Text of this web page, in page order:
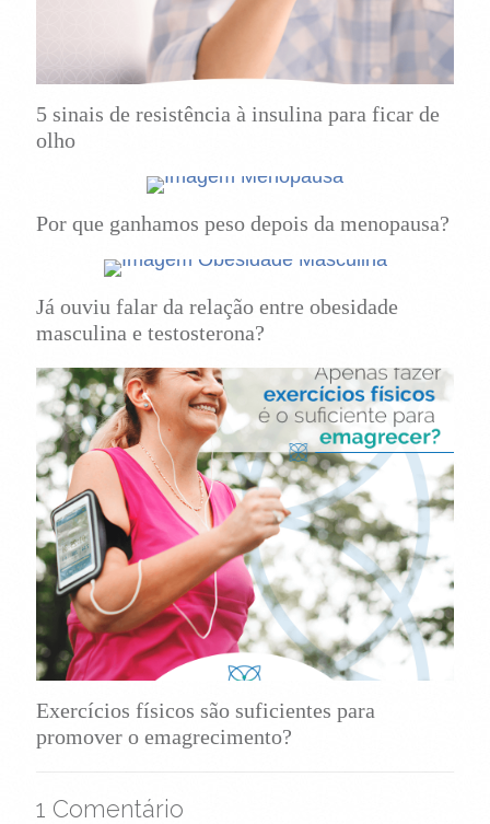
5 sinais de resistência à insulina para ficar de
olho
Por que ganhamos peso depois da menopausa?
Já ouviu falar da relação entre obesidade
masculina e testosterona?
Exercícios físicos são suficientes para
promover o emagrecimento?
1 Comentário